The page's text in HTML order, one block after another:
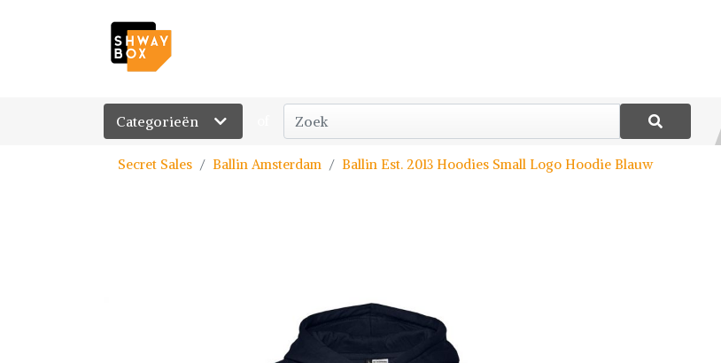
Categorieën
Secret Sales Ballin Amsterdam Ballin Est. 2013 Hoodies Small Logo Hoodie Blauw